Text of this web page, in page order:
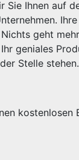
Sie Ihnen auf
geht
geniales
Stelle stehen.
kostenlosen